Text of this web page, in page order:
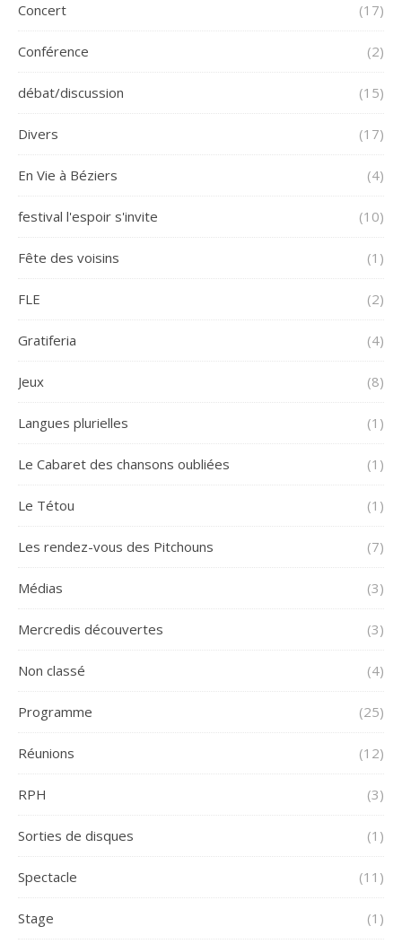
Concert (17)
Conférence (2)
débat/discussion (15)
Divers (17)
En Vie à Béziers (4)
festival l'espoir s'invite (10)
Fête des voisins (1)
FLE (2)
Gratiferia (4)
Jeux (8)
Langues plurielles (1)
Le Cabaret des chansons oubliées (1)
Le Tétou (1)
Les rendez-vous des Pitchouns (7)
Médias (3)
Mercredis découvertes (3)
Non classé (4)
Programme (25)
Réunions (12)
RPH (3)
Sorties de disques (1)
Spectacle (11)
Stage (1)